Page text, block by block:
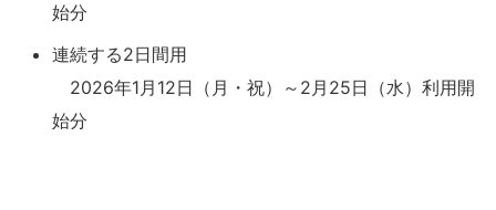
始分
連続する2日間用
2026年1月12日（月・祝）～2月25日（水）利用開
始分